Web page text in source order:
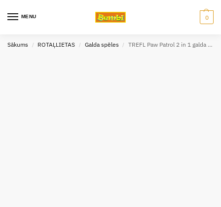
MENU 0
Sākums / ROTAĻLIETAS / Galda spēles / TREFL Paw Patrol 2 in 1 galda spēle